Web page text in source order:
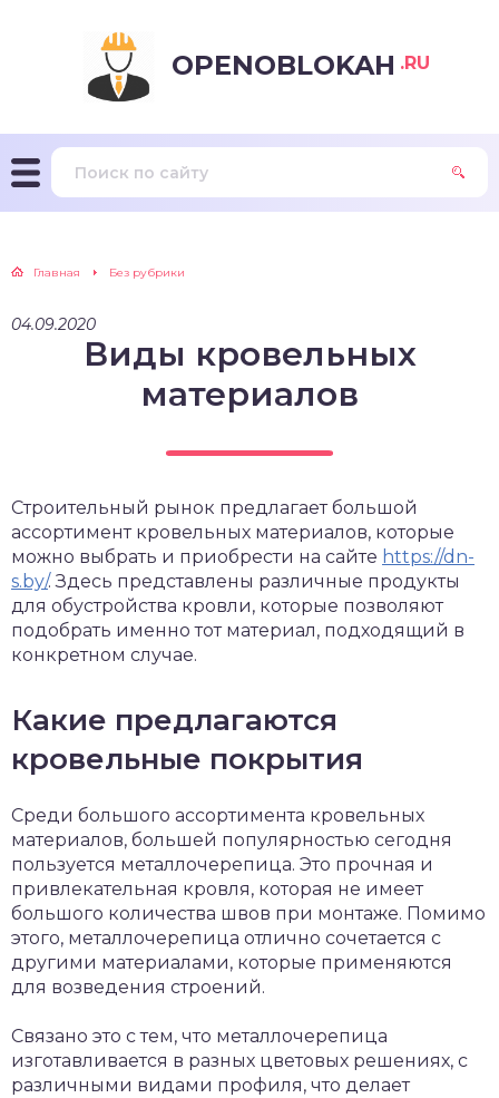
OPENOBLOKAH .RU
Главная Без рубрики
04.09.2020
Виды кровельных
материалов
Строительный рынок предлагает большой
ассортимент кровельных материалов, которые
можно выбрать и приобрести на сайте https://dn-
s.by/.Здесь представлены различные продукты
для обустройства кровли, которые позволяют
подобрать именно тот материал, подходящий в
конкретном случае.
Какие предлагаются
кровельные покрытия
Среди большого ассортимента кровельных
материалов, большей популярностью сегодня
пользуется металлочерепица. Это прочная и
привлекательная кровля, которая не имеет
большого количества швов при монтаже. Помимо
этого, металлочерепица отлично сочетается с
другими материалами, которые применяются
для возведения строений.
Связано это с тем, что металлочерепица
изготавливается в разных цветовых решениях, с
различными видами профиля, что делает